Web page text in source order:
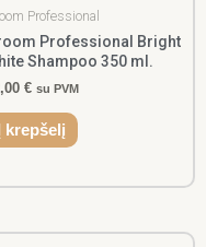
Professional
Professional Bright
Shampoo 350 ml.
€ su PVM
Į krepšelį